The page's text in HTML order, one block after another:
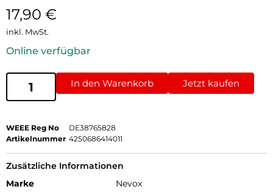
17,90 €
inkl. MwSt.
Online verfügbar
In den Warenkorb Jetzt kaufen
WEEE Reg No
DE38765828
Artikelnummer 4250686414011
Zusätzliche Informationen
Marke
Nevox